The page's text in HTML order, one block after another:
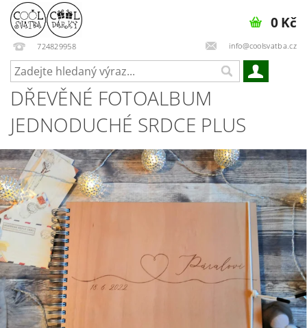
724829958 info@coolsvatba.cz
0 Kč
DŘEVĚNÉ FOTOALBUM
JEDNODUCHÉ SRDCE PLUS